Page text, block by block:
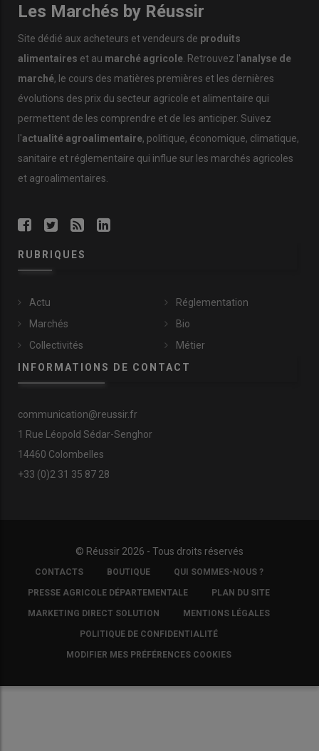
Les Marchés by Réussir
Site dédié aux acheteurs et vendeurs de produits
alimentaires et au marché agricole. Retrouvez l'analyse de
marché, le cours des matières premières et les dernières
évolutions des prix du secteur agricole et alimentaire qui
permettent de les comprendre et de les anticiper. Suivez
l'actualité agroalimentaire, politique, économique, climatique,
sanitaire et réglementaire qui influe sur les marchés agricoles
et agroalimentaires.
RUBRIQUES
Actu
Marchés
Collectivités
Réglementation
Bio
Métier
INFORMATIONS DE CONTACT
communication@reussir.fr
1 Rue Léopold Sédar-Senghor
14460 Colombelles
+33 (0)2 31 35 87 28
© Réussir 2026 - Tous droits réservés
FOOTER
COPYRIGHT
CONTACTS BOUTIQUE QUI SOMMES-NOUS ?
PRESSE AGRICOLE DÉPARTEMENTALE PLAN DU SITE
MARKETING DIRECT SOLUTION MENTIONS LÉGALES
POLITIQUE DE CONFIDENTIALITÉ
MODIFIER MES PRÉFÉRENCES COOKIES